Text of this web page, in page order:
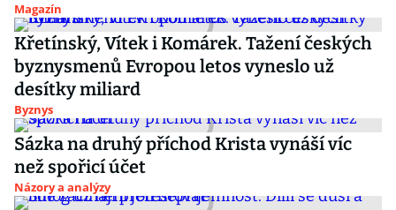
Magazín
Křetínský, Vítek i Komárek. Tažení českých
byznysmenů Evropou letos vyneslo už
desítky miliard
Byznys
Sázka na druhý příchod Krista vynáší víc
než spořicí účet
Názory a analýzy